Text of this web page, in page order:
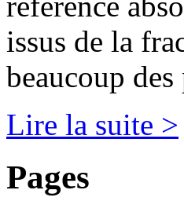
issus de la
beaucoup
Lire la suite >
Pages